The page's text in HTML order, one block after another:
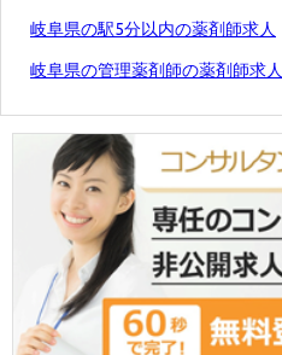
岐阜県の駅5分以内の薬剤師求人
岐阜県の管理薬剤師の薬剤師求人